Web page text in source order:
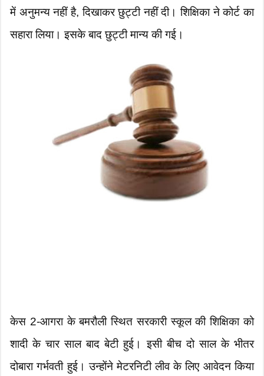
में अनुमन्य नहीं है, दिखाकर छुट्टी नहीं दी। शिक्षिका ने कोर्ट का
सहारा लिया। इसके बाद छुट्टी मान्य की गई।
केस 2-आगरा के बमरौली स्थित सरकारी स्कूल की शिक्षिका को
शादी के चार साल बाद बेटी हुई। इसी बीच दो साल के भीतर
दोबारा गर्भवती हुई। उन्होंने मेटरनिटी लीव के लिए आवेदन किया